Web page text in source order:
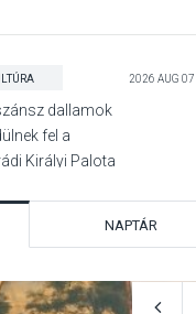
2026 AUG 07
dallamok
fel a
Királyi Palota
2026 AUG 07
Ünnep
– két nap a
NAPTÁR